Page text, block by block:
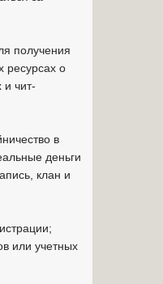
получения
ресурсах о
и чит-
в
деньги
клан и
или учетных